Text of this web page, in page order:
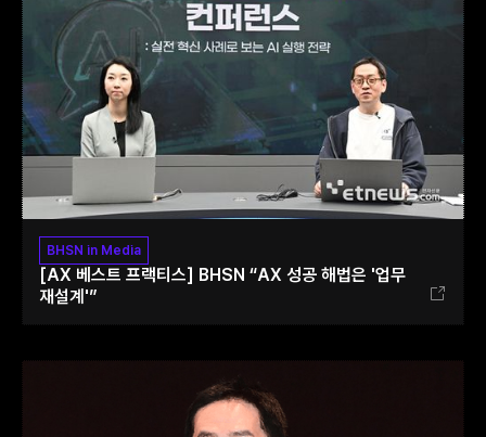
BHSN in Media
[AX 베스트 프랙티스] BHSN “AX 성공 해법은 '업무
재설계'”